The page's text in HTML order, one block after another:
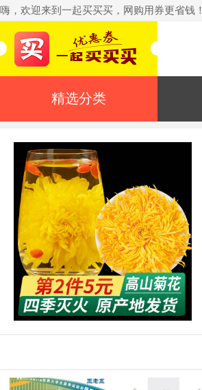
嗨，欢迎来到一起买买买，网购用券更省钱！
精选分类